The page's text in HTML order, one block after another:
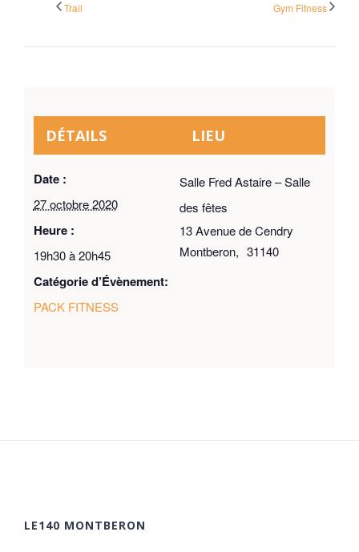
Trail Gym Fitness
DÉTAILS
Date :
27 octobre 2020
Heure :
19h30 à 20h45
Catégorie d’Évènement:
PACK FITNESS
LIEU
Salle Fred Astaire – Salle
des fêtes
13 Avenue de Cendry
Montberon, 31140
LE140 MONTBERON